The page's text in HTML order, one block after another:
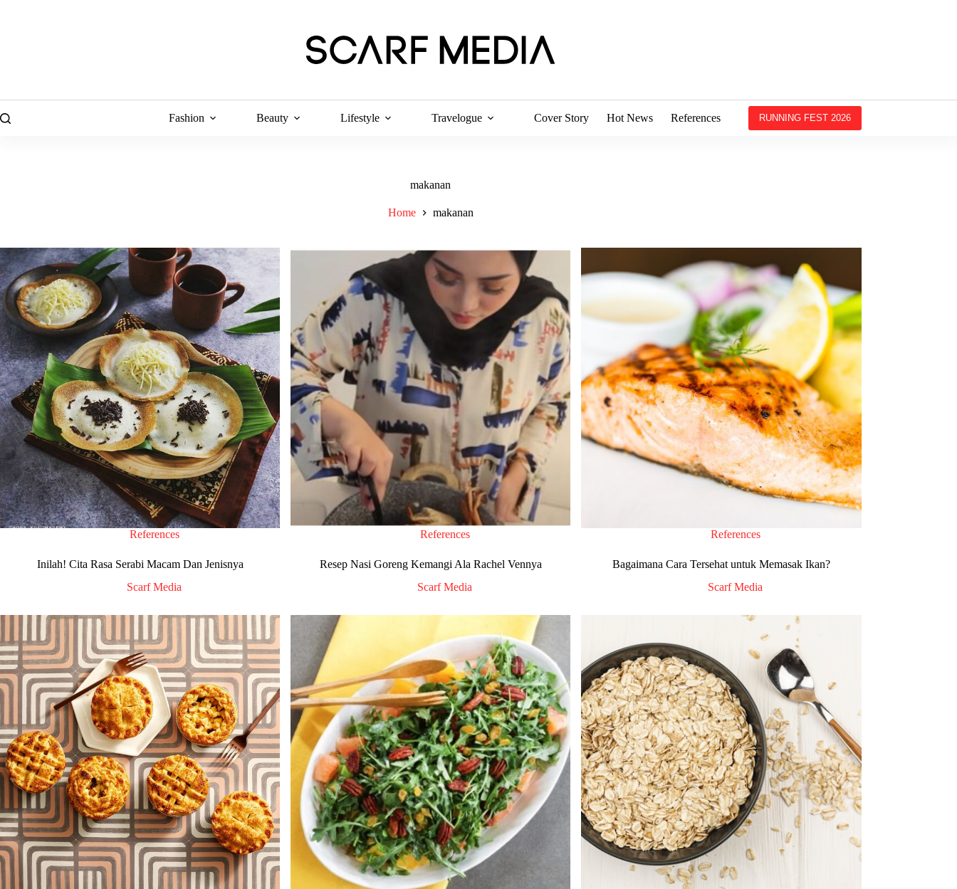
Fashion Beauty Lifestyle Travelogue Cover Story Hot News References RUNNING FEST 2026
makanan
Home makanan
References
Inilah! Cita Rasa Serabi Macam Dan Jenisnya
Scarf Media
References
Resep Nasi Goreng Kemangi Ala Rachel Vennya
Scarf Media
References
Bagaimana Cara Tersehat untuk Memasak Ikan?
Scarf Media